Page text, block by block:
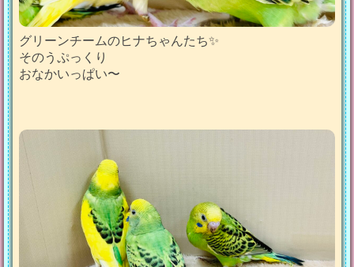
グリーンチームのヒナちゃんたち✨
そのうぷっくり
おなかいっぱい〜